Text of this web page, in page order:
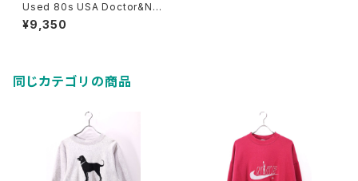
Used 80s USA Doctor&Nur
se Pop Art Graphic Sweat
Size L 古着
¥9,350
同じカテゴリの商品